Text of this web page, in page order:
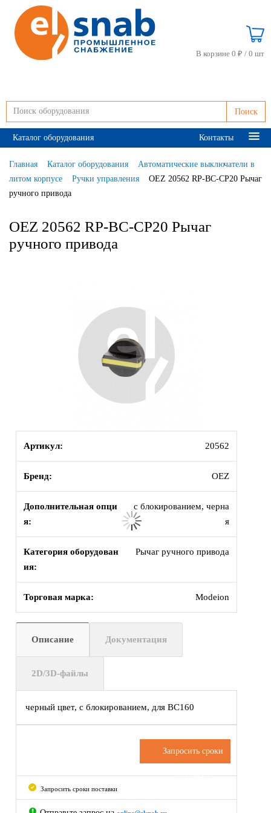
Поиск
В корзине 0 ₽ / 0 шт
Каталог оборудования Контакты
Главная Каталог оборудования
Автоматические выключатели в
литом корпусе
Ручки управления
OEZ 20562 RP-BC-CP20 Рычаг
ручного привода
OEZ 20562 RP-BC-CP20 Рычаг
ручного привода
Артикул: 20562
Бренд: OEZ
Дополнительная опци
я:
с блокированием, черна
я
Категория оборудован
ия:
Рычаг ручного привода
Торговая марка: Modeion
Описание Документация
2D/3D-файлы
черный цвет, с блокированием, для BC160
Запросить сроки
поставки
Запросить сроки поставки